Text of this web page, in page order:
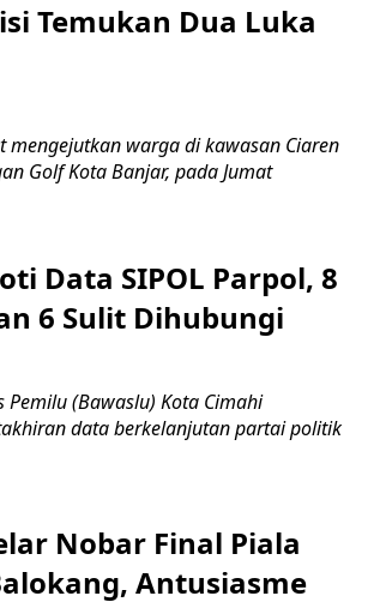
Temukan Dua Luka
mengejutkan warga di kawasan Ciaren
Golf Kota Banjar, pada Jumat
Data SIPOL Parpol, 8
6 Sulit Dihubungi
Pemilu (Bawaslu) Kota Cimahi
data berkelanjutan partai politik
Nobar Final Piala
Antusiasme